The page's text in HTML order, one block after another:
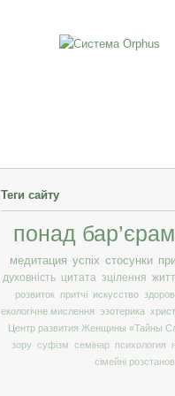
Теги сайту
понад
медитация успіх стосунки
духовність цитата зцілення
розвиток
притчі искусство
екологічне мислення эзотерика
Центр развития Женщины «Тайны
зору суфізм семінар психология
сімейні